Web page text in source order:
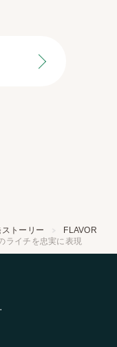
ストーリー
FLAVOR
ライチを忠実に表現